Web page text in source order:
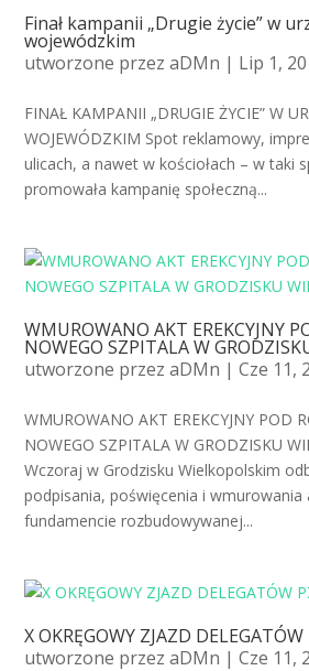
Finał kampanii „Drugie życie” w
wojewódzkim
utworzone przezaDMn | Lip 1,
FINAŁ KAMPANII „DRUGIE ŻYCIE” W
WOJEWÓDZKIM Spot reklamowy,
ulicach, a nawet w kościołach – w taki
promowała kampanię społeczną...
WMUROWANO AKT EREKCYJNY
NOWEGO SZPITALA W
utworzone przezaDMn | Cze 11,
WMUROWANO AKT EREKCYJNY POD
NOWEGO SZPITALA W GRODZISKU
Wczoraj w Grodzisku Wielkopolskim
podpisania, poświęcenia i
fundamencie rozbudowywanej...
X OKRĘGOWY ZJAZD
utworzone przezaDMn | Cze 11,